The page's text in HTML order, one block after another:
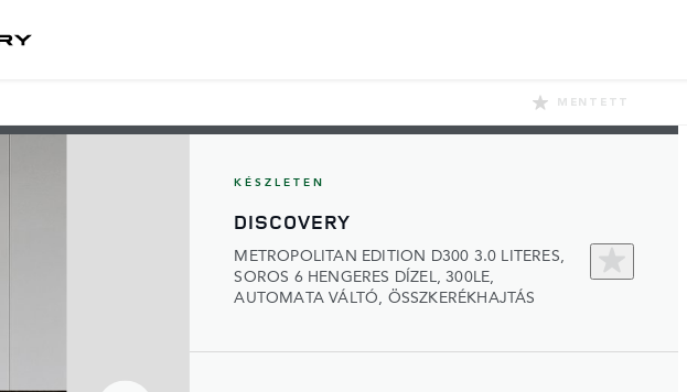
MENTETT
KÉSZLETEN
DISCOVERY
METROPOLITAN EDITION D300 3.0 LITERES,
SOROS 6 HENGERES DÍZEL, 300LE,
AUTOMATA VÁLTÓ, ÖSSZKERÉKHAJTÁS